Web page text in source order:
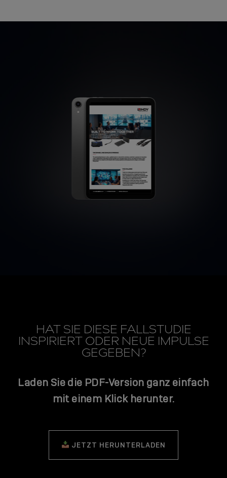
HAT SIE DIESE FALLSTUDIE
INSPIRIERT ODER NEUE IMPULSE
GEGEBEN?
Laden Sie die PDF-Version ganz einfach
mit einem Klick herunter.
JETZT HERUNTERLADEN